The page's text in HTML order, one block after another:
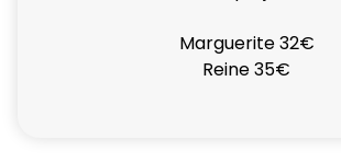
Marguerite 32€
Reine 35€